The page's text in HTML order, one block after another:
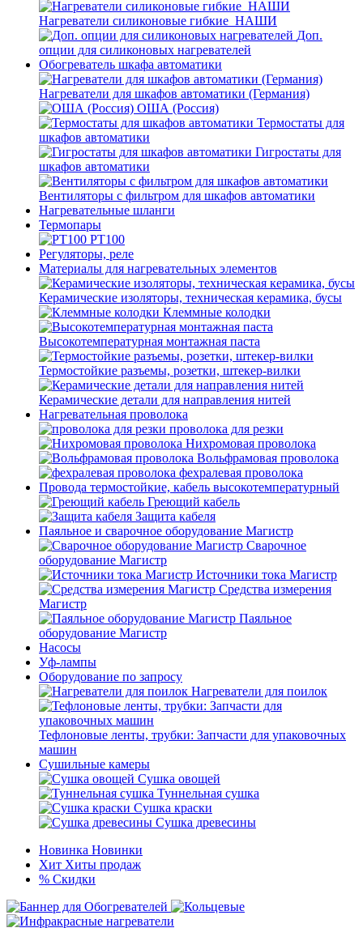
Нагреватели силиконовые гибкие_НАШИ
Доп.
опции для силиконовых нагревателей
Обогреватель шкафа автоматики
Нагреватели для шкафов автоматики (Германия)
ОША (Россия)
Термостаты для
шкафов автоматики
Гигростаты для
шкафов автоматики
Вентиляторы с фильтром для шкафов автоматики
Нагревательные шланги
Термопары
PT100
Регуляторы, реле
Материалы для нагревательных элементов
Керамические изоляторы, техническая керамика, бусы
Клеммные колодки
Высокотемпературная монтажная паста
Термостойкие разъемы, розетки, штекер-вилки
Керамические детали для направления нитей
Нагревательная проволока
проволока для резки
Нихромовая проволока
Вольфрамовая проволока
фехралевая проволока
Провода термостойкие, кабель высокотемпературный
Греющий кабель
Защита кабеля
Паяльное и сварочное оборудование Магистр
Сварочное
оборудование Магистр
Источники тока Магистр
Средства измерения
Магистр
Паяльное
оборудование Магистр
Насосы
Уф-лампы
Оборудование по запросу
Нагреватели для поилок
Тефлоновые ленты, трубки: Запчасти для упаковочных
машин
Сушильные камеры
Сушка овощей
Туннельная сушка
Сушка краски
Сушка древесины
Новинка Новинки
Хит Хиты продаж
% Скидки